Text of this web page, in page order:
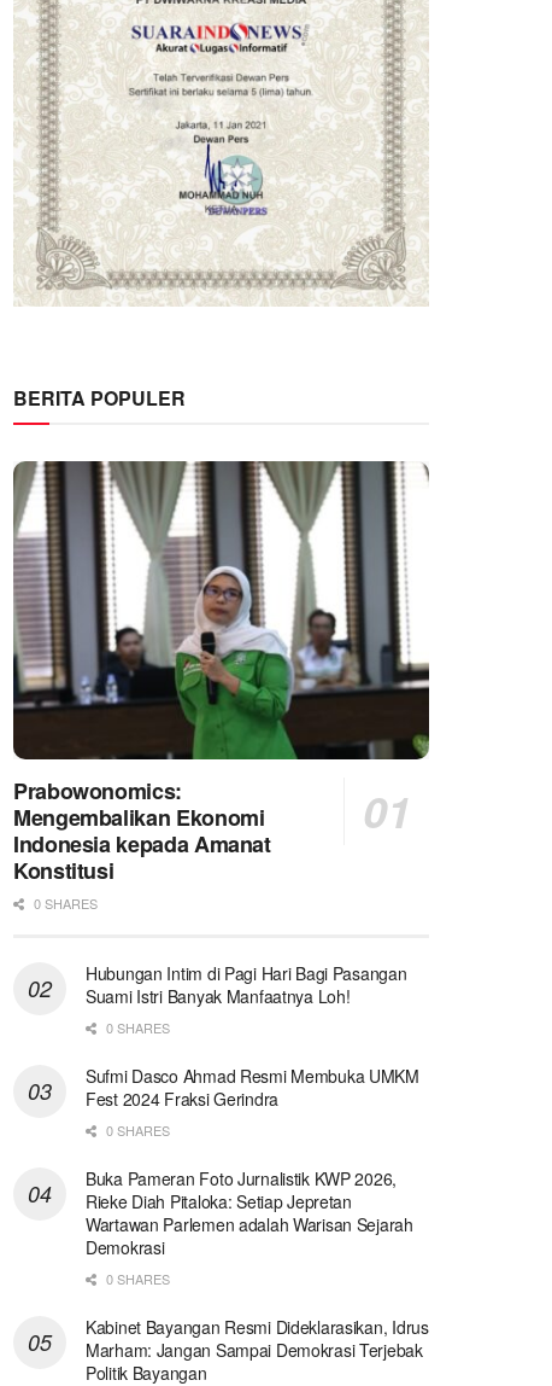
BERITA POPULER
Prabowonomics:
Mengembalikan Ekonomi
Indonesia kepada Amanat
Konstitusi
0 SHARES
Hubungan Intim di Pagi Hari Bagi Pasangan
Suami Istri Banyak Manfaatnya Loh!
0 SHARES
Sufmi Dasco Ahmad Resmi Membuka UMKM
Fest 2024 Fraksi Gerindra
0 SHARES
Buka Pameran Foto Jurnalistik KWP 2026,
Rieke Diah Pitaloka: Setiap Jepretan
Wartawan Parlemen adalah Warisan Sejarah
Demokrasi
0 SHARES
Kabinet Bayangan Resmi Dideklarasikan, Idrus
Marham: Jangan Sampai Demokrasi Terjebak
Politik Bayangan